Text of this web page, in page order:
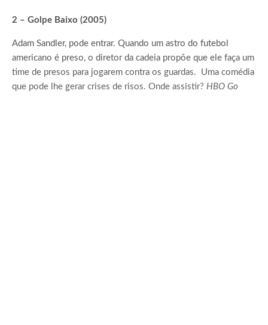
2 – Golpe Baixo (2005)
Adam Sandler, pode entrar. Quando um astro do futebol
americano é preso, o diretor da cadeia propõe que ele faça um
time de presos para jogarem contra os guardas. Uma comédia
que pode lhe gerar crises de risos. Onde assistir? HBO Go